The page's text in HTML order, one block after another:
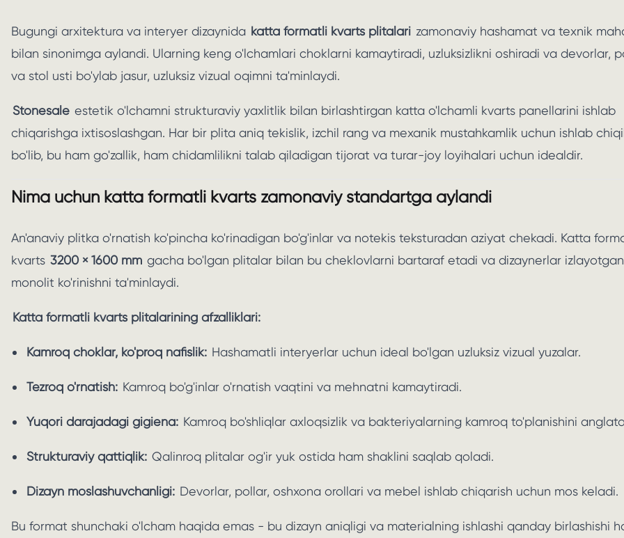
Bugungi arxitektura va interyer dizaynida katta formatli kvarts plitalari zamonaviy hashamat va texnik
bilan sinonimga aylandi. Ularning keng o'lchamlari choklarni kamaytiradi, uzluksizlikni oshiradi va devorlar,
va stol usti bo'ylab jasur, uzluksiz vizual oqimni ta'minlaydi.
Stonesale estetik o'lchamni strukturaviy yaxlitlik bilan birlashtirgan katta o'lchamli kvarts panellarini ishlab
chiqarishga ixtisoslashgan. Har bir plita aniq tekislik, izchil rang va mexanik mustahkamlik uchun ishlab
bo'lib, bu ham go'zallik, ham chidamlilikni talab qiladigan tijorat va turar-joy loyihalari uchun idealdir.
Nima uchun katta formatli kvarts zamonaviy standartga aylandi
An'anaviy plitka o'rnatish ko'pincha ko'rinadigan bo'g'inlar va notekis teksturadan aziyat chekadi. Katta
kvarts 3200 × 1600 mm gacha bo'lgan plitalar bilan bu cheklovlarni bartaraf etadi va dizaynerlar
monolit ko'rinishni ta'minlaydi.
Katta formatli kvarts plitalarining afzalliklari:
Kamroq choklar, ko'proq nafislik: Hashamatli interyerlar uchun ideal bo'lgan uzluksiz vizual yuzalar.
Tezroq o'rnatish: Kamroq bo'g'inlar o'rnatish vaqtini va mehnatni kamaytiradi.
Yuqori darajadagi gigiena: Kamroq bo'shliqlar axloqsizlik va bakteriyalarning kamroq to'planishini
Strukturaviy qattiqlik: Qalinroq plitalar og'ir yuk ostida ham shaklini saqlab qoladi.
Dizayn moslashuvchanligi: Devorlar, pollar, oshxona orollari va mebel ishlab chiqarish uchun mos keladi.
Bu format shunchaki o'lcham haqida emas - bu dizayn aniqligi va materialning ishlashi qanday birlashishi